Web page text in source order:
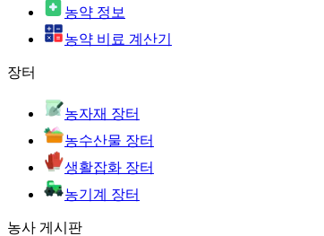
농약 정보
농약 비료 계산기
장터
농자재 장터
농수산물 장터
생활잡화 장터
농기계 장터
농사 게시판